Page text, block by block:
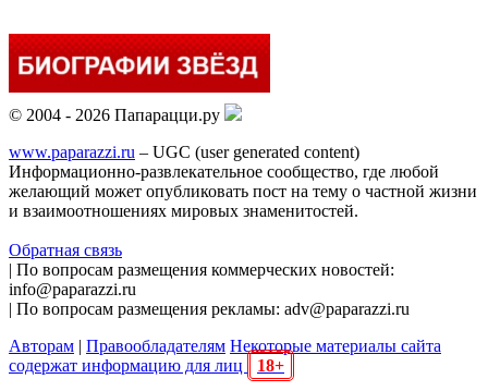
© 2004 - 2026 Папарацци.ру
www.paparazzi.ru – UGC (user generated content)
Информационно-развлекательное сообщество, где любой
желающий может опубликовать пост на тему о частной жизни
и взаимоотношениях мировых знаменитостей.
Обратная связь
| По вопросам размещения коммерческих новостей:
info@paparazzi.ru
| По вопросам размещения рекламы: adv@paparazzi.ru
Авторам | Правообладателям Некоторые материалы сайта
содержат информацию для лиц
18+